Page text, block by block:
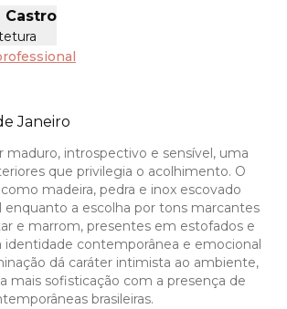
Castro
Janeiro
maduro, introspectivo e sensível, uma
que privilegia o acolhimento. O
madeira, pedra e inox escovado
a escolha por tons marcantes
e marrom, presentes em estofados e
identidade contemporânea e emocional
dá caráter intimista ao ambiente,
mais sofisticação com a presença de
brasileiras.